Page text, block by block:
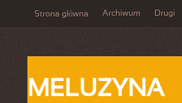
Strona główna Archiwum Drugi
MELUZYNA